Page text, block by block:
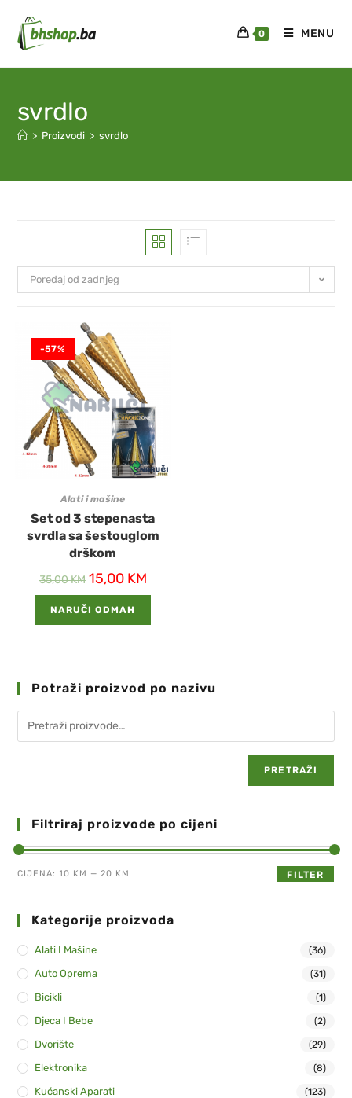
0 MENU
svrdlo
> Proizvodi > svrdlo
Poredaj od zadnjeg
-57%
Alati i mašine
Set od 3 stepenasta
svrdla sa šestouglom
drškom
35,00KM 15,00 KM
NARUČI ODMAH
Potraži proizvod po nazivu
PRETRAŽI
Filtriraj proizvode po cijeni
FILTER
CIJENA:10 KM —20 KM
Kategorije proizvoda
Alati I Mašine (36)
Auto Oprema (31)
Bicikli (1)
Djeca I Bebe (2)
Dvorište (29)
Elektronika (8)
Kućanski Aparati (123)